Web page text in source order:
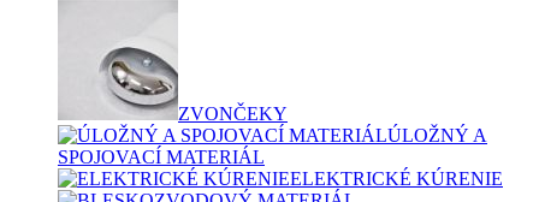
ZVONČEKY
ÚLOŽNÝ A
SPOJOVACÍ MATERIÁL
ELEKTRICKÉ KÚRENIE